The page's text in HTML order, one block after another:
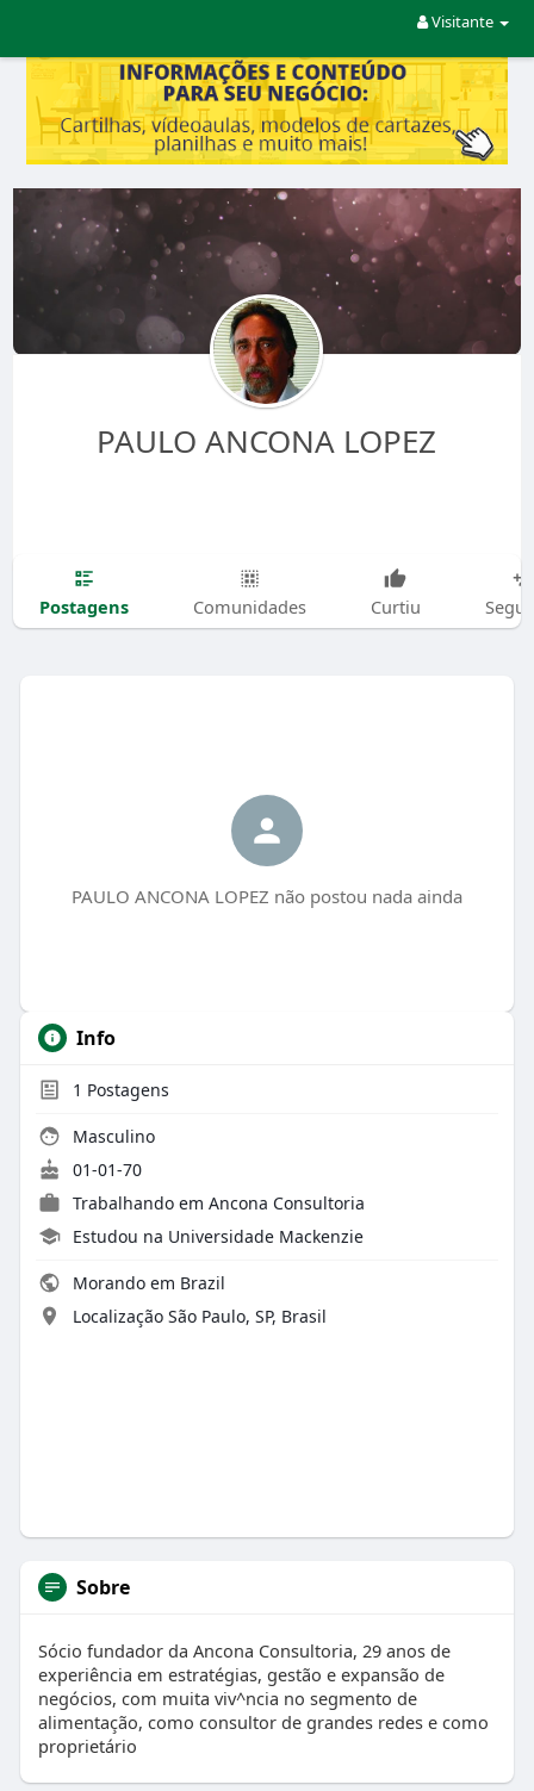
Visitante
PAULO ANCONA LOPEZ
Postagens Comunidades Curtiu
PAULO ANCONA LOPEZ não postou nada ainda
Info
1 Postagens
Masculino
01-01-70
Trabalhando em Ancona Consultoria
Estudou na Universidade Mackenzie
Morando em Brazil
Localização São Paulo, SP, Brasil
Sobre
Sócio fundador da Ancona Consultoria, 29 anos de
experiência em estratégias, gestão e expansão de
negócios, com muita viv^ncia no segmento de
alimentação, como consultor de grandes redes e como
proprietário